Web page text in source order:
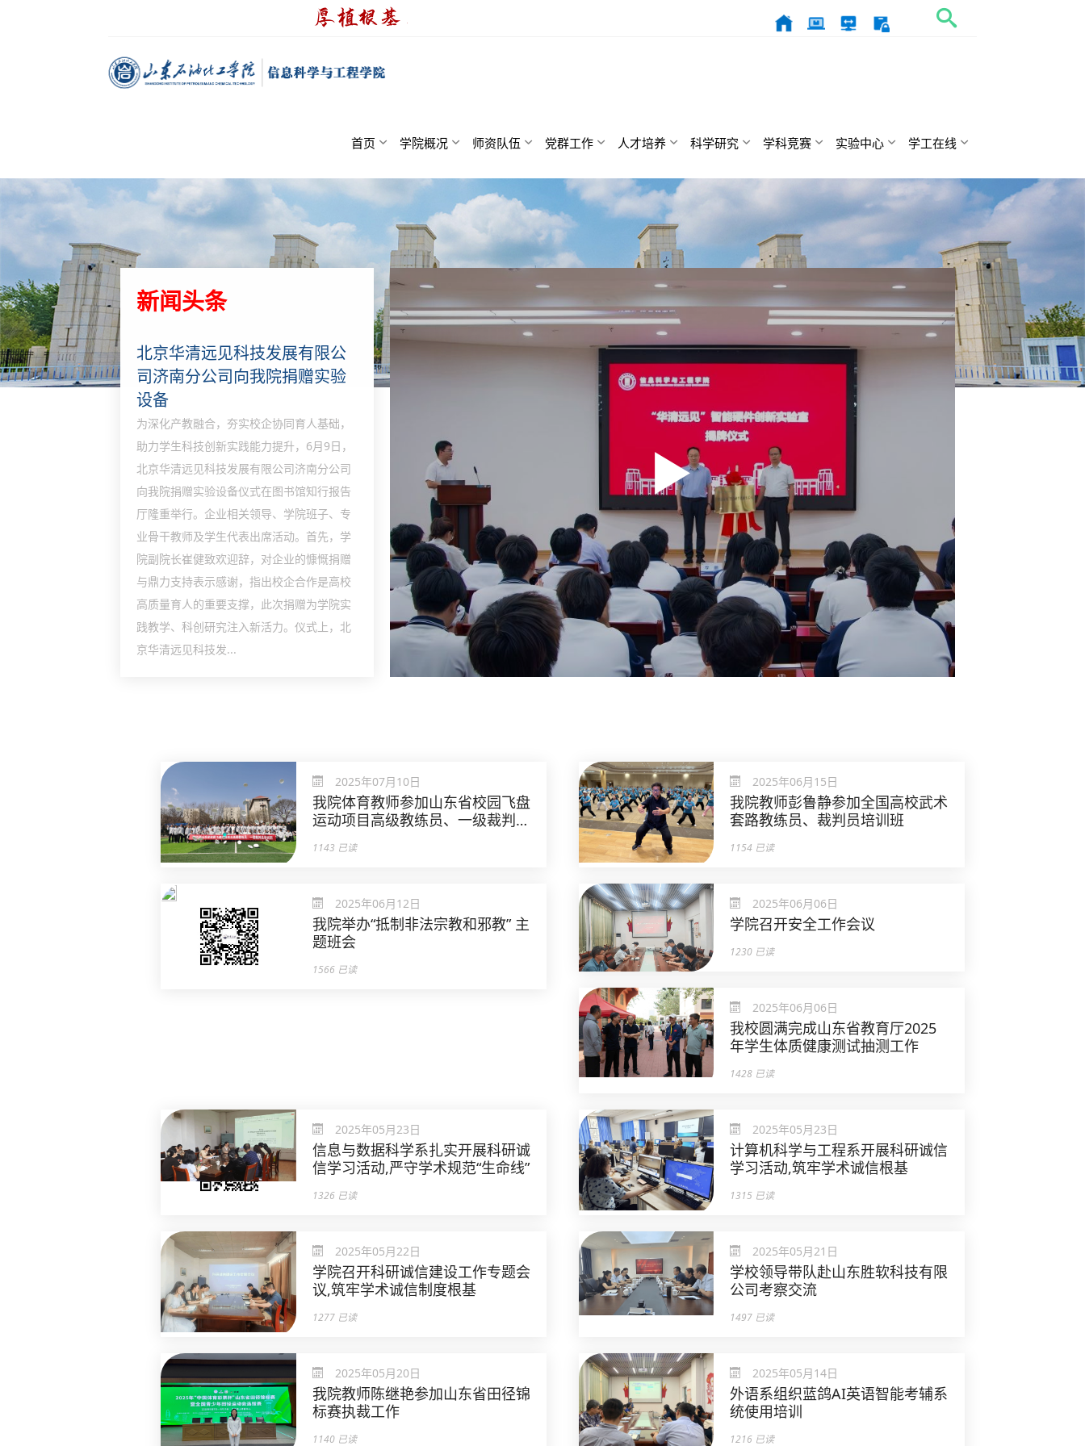
首页 学院概况 师资队伍 党群工作 人才培养 科学研究 学科竞赛 实验中心 学工在线
新闻头条
北京华清远见科技发展有限公
司济南分公司向我院捐赠实验
设备
为深化产教融合，夯实校企协同育人基础，
助力学生科技创新实践能力提升，6月9日，
北京华清远见科技发展有限公司济南分公司
向我院捐赠实验设备仪式在图书馆知行报告
厅隆重举行。企业相关领导、学院班子、专
业骨干教师及学生代表出席活动。首先，学
院副院长崔健致欢迎辞，对企业的慷慨捐赠
与鼎力支持表示感谢，指出校企合作是高校
高质量育人的重要支撑，此次捐赠为学院实
践教学、科创研究注入新活力。仪式上，北
京华清远见科技发...
2025年07月10日
我院体育教师参加山东省校园飞盘
运动项目高级教练员、一级裁判员
1143 已读
2025年06月15日
我院教师彭鲁静参加全国高校武术
套路教练员、裁判员培训班
1154 已读
2025年06月12日
我院举办“抵制非法宗教和邪教” 主
题班会
1566 已读
2025年06月06日
学院召开安全工作会议
1230 已读
2025年06月06日
我校圆满完成山东省教育厅2025
年学生体质健康测试抽测工作
1428 已读
2025年05月23日
信息与数据科学系扎实开展科研诚
信学习活动,严守学术规范“生命线”
1326 已读
2025年05月23日
计算机科学与工程系开展科研诚信
学习活动,筑牢学术诚信根基
1315 已读
2025年05月22日
学院召开科研诚信建设工作专题会
议,筑牢学术诚信制度根基
1277 已读
2025年05月21日
学校领导带队赴山东胜软科技有限
公司考察交流
1497 已读
2025年05月20日
我院教师陈继艳参加山东省田径锦
标赛执裁工作
1140 已读
2025年05月14日
外语系组织蓝鸽AI英语智能考辅系
统使用培训
1216 已读